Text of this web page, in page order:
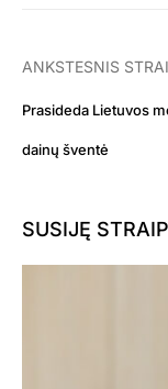
ANKSTESNIS
Prasideda Lietuvos
dainų šventė
SUSIJĘ